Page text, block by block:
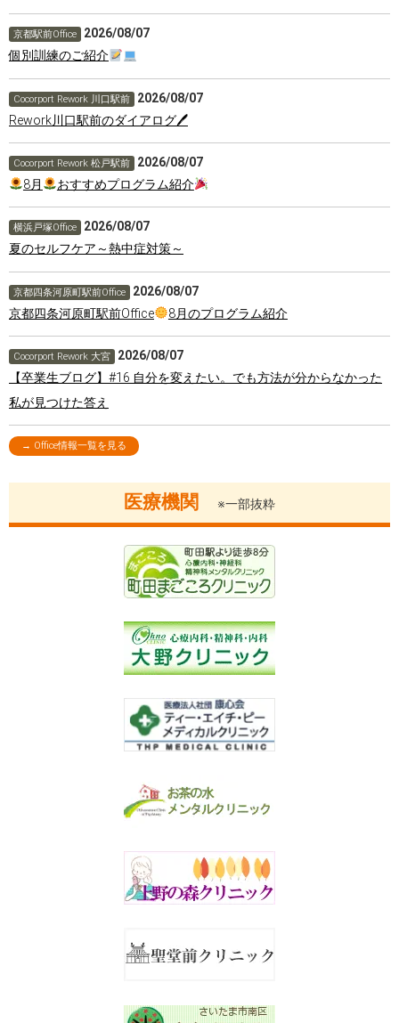
京都駅前Office
2026/08/07
個別訓練のご紹介
Cocorport Rework 川口駅前
2026/08/07
Rework川口駅前のダイアログ🖊
Cocorport Rework 松戸駅前
2026/08/07
8月
おすすめプログラム紹介
横浜戸塚Office
2026/08/07
夏のセルフケア～熱中症対策～
京都四条河原町駅前Office
2026/08/07
京都四条河原町駅前Office
8月のプログラム紹介
Cocorport Rework 大宮
2026/08/07
【卒業生ブログ】#16 自分を変えたい。でも方法が分からなかった
私が見つけた答え
→ Office情報一覧を見る
医療機関 ※一部抜粋